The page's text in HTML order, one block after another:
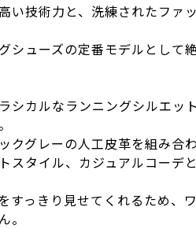
い技術力と、洗練されたファ
シューズの定番モデルとして
シカルなランニングシルエッ
クグレーの人工皮革を組み合
スタイル、カジュアルコーデ
すっきり見せてくれるため、
。